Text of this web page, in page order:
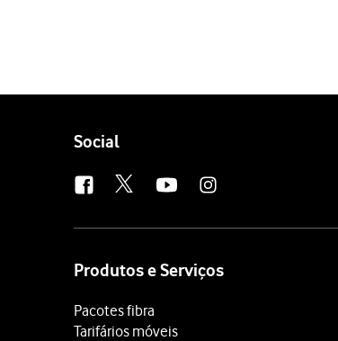
Follow
Social
Produtos e Serviços
Pacotes fibra
Tarifários móveis